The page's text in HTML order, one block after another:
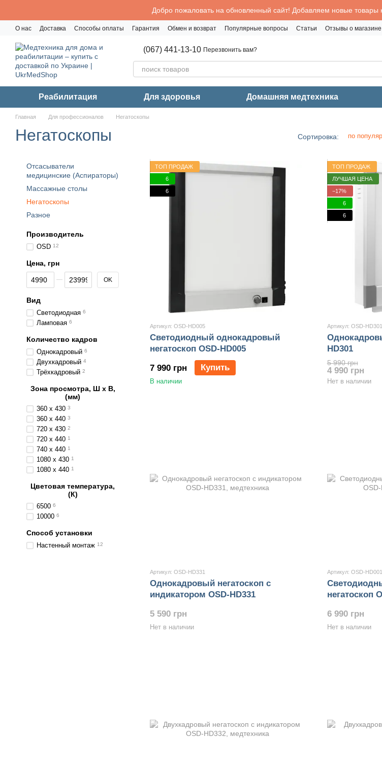
Добро пожаловать на обновленный сайт! Добавляем новые товары
О нас Доставка Способы оплаты Гарантия Обмен и возврат Популярные вопросы Статьи Отзывы о магазине
(067) 441-13-10 Перезвонить вам?
Реабилитация Для здоровья Домашняя медтехника
Главная Для профессионалов Негатоскопы
Негатоскопы Сортировка: по
ТОП ПРОДАЖ
6
6
Артикул: OSD-HD005
Светодиодный однокадровый
негатоскоп OSD-HD005
7 990 грн Купить
В наличии
ТОП ПРОДАЖ
ЛУЧШАЯ ЦЕНА
−17%
6
6
Артикул: OSD-HD301
HD301
5 990 грн
4 990 грн
Нет в наличии
Артикул: OSD-HD331
Однокадровый негатоскоп с
индикатором OSD-HD331
5 590 грн
Нет в наличии
Артикул: OSD-HD001
негатоскоп
6 990 грн
Нет в наличии
Отсасыватели
медицинские (Аспираторы)
Массажные столы
Негатоскопы
Разное
Производитель
OSD 12
Цена, грн
От Цена, грн
До Цена, грн OK
Вид
Светодиодная 6
Ламповая 6
Количество кадров
Однокадровый 6
Двухкадровый 4
Трёхкадровый 2
Зона просмотра, Ш х В,
(мм)
360 x 430 3
360 x 440 3
720 x 430 2
720 x 440 1
740 x 440 1
1080 x 430 1
1080 x 440 1
Цветовая температура,
(К)
6500 6
10000 6
Способ установки
Настенный монтаж 12